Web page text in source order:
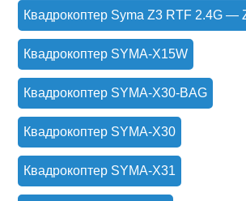
Квадрокоптер Syma Z3 RTF 2.4G —
Квадрокоптер SYMA-X15W
Квадрокоптер SYMA-X30-BAG
Квадрокоптер SYMA-X30
Квадрокоптер SYMA-X31